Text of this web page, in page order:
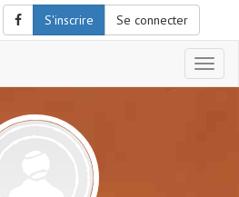
S'inscrire Se connecter
le